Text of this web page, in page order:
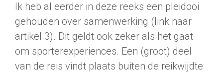
Ik heb al eerder in deze reeks een pleidooi
gehouden over samenwerking (link naar
artikel 3). Dit geldt ook zeker als het gaat
om sporterexperiences. Een (groot) deel
van de reis vindt plaats buiten de reikwijdte